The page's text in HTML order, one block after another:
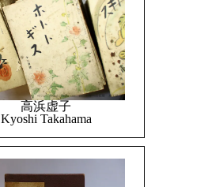
高浜虚子
Kyoshi Takahama